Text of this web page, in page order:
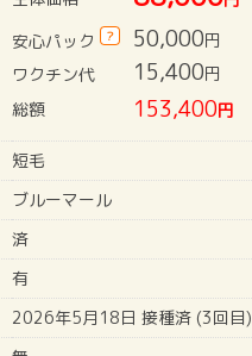
安心パック
? 50,000円
ワクチン代
15,400円
総額
153,400円
短毛
ブルーマール
済
有
2026年5月18日 接種済 (3回目)